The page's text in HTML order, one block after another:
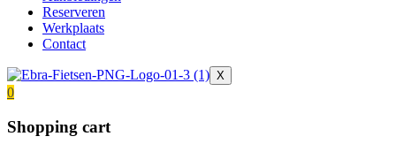
Reserveren
Werkplaats
Contact
X
0
Shopping cart